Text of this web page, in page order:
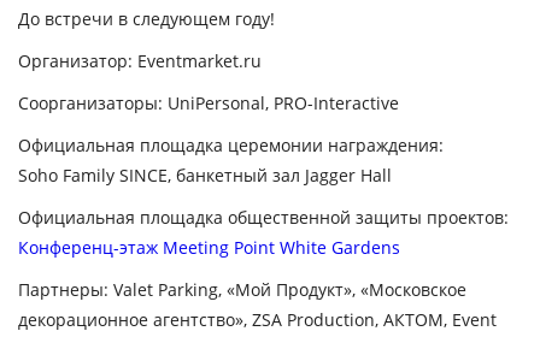
До встречи в следующем году!
Организатор: Eventmarket.ru
Соорганизаторы: UniPersonal, PRO-Interactive
Официальная площадка церемонии награждения:
Soho Family SINCE, банкетный зал Jagger Hall
Официальная площадка общественной защиты проектов:
Конференц-этаж Meeting Point White Gardens
Партнеры: Valet Parking, «Мой Продукт», «Московское
декорационное агентство», ZSA Production, АКТОМ, Event